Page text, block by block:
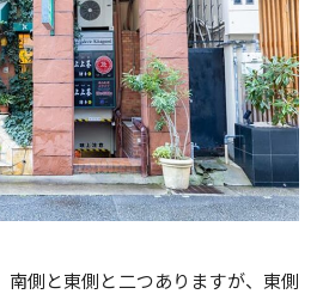
南側と東側と二つありますが、東側